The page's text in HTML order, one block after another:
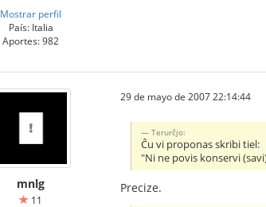
Mostrar perfil
País: Italia
Aportes: 982
mnlg
11
29 de mayo de 2007 22:14:44
Terurĉjo:
Ĉu vi proponas skribi tiel:
"Ni ne povis konservi
Precize.